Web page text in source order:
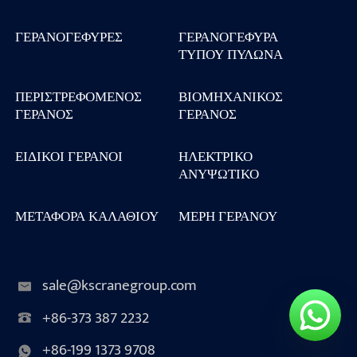
ΓΕΡΑΝΟΓΈΦΥΡΕΣ ΓΕΡΑΝΟΓΈΦΥΡΑ
ΤΎΠΟΥ ΠΥΛΏΝΑ
ΠΕΡΙΣΤΡΕΦΌΜΕΝΟΣ
ΓΕΡΑΝΌΣ
ΒΙΟΜΗΧΑΝΙΚΌΣ
ΓΕΡΑΝΌΣ
ΕΙΔΙΚΟΊ ΓΕΡΑΝΟΊ
ΗΛΕΚΤΡΙΚΌ
ΑΝΥΨΩΤΙΚΌ
ΜΕΤΑΦΟΡΆ ΚΑΛΑΘΙΟΎ
ΜΈΡΗ ΓΕΡΑΝΟΎ
sale@kscranegroup.com
+86-373 387 2232
+86-199 1373 9708